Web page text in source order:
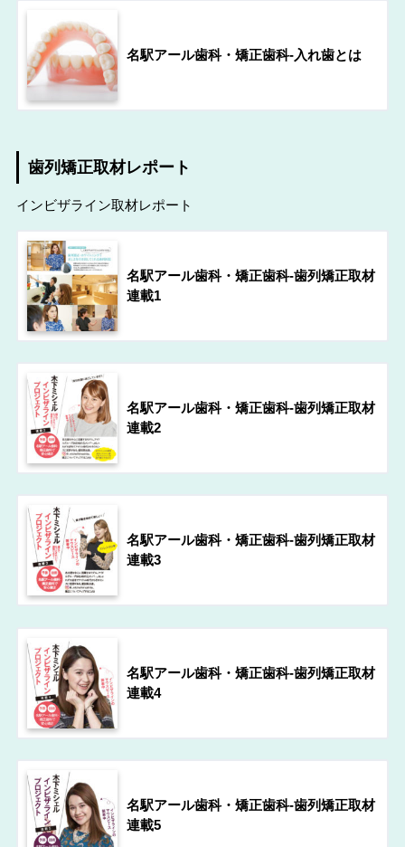
名駅アール歯科・矯正歯科-入れ歯とは
歯列矯正取材レポート
インビザライン取材レポート
名駅アール歯科・矯正歯科-歯列矯正取材
連載1
名駅アール歯科・矯正歯科-歯列矯正取材
連載2
名駅アール歯科・矯正歯科-歯列矯正取材
連載3
名駅アール歯科・矯正歯科-歯列矯正取材
連載4
名駅アール歯科・矯正歯科-歯列矯正取材
連載5